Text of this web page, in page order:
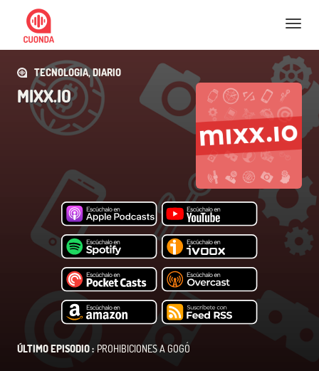
Nav
TECNOLOGIA, DIARIO
MIXX.IO
ÚLTIMO EPISODIO : PROHIBICIONES A GOGÓ